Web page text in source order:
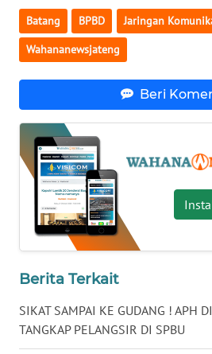
Batang BPBD Jaringan
Wahananewsjateng
Beri
Berita Terkait
SIKAT SAMPAI KE GUDANG ! APH
TANGKAP PELANGSIR DI SPBU
BENGKULU
WN
WN
JATENG
WN
NUSANTARA
WN
WN
JATIM
WN